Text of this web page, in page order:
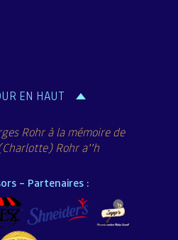
EN HAUT
Rohr à la mémoire de
Rohr a’’h
– Partenaires :